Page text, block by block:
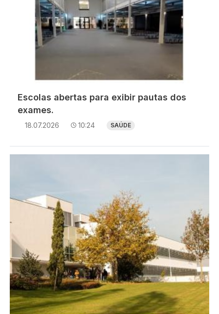
Escolas abertas para exibir pautas dos
exames.
18.07.2026 10:24 SAÚDE